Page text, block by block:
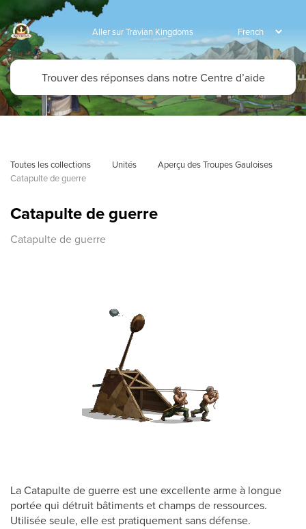
Aller sur Travian Kingdoms
Toutes les collections Unités
Aperçu des Troupes Gauloises
Catapulte de guerre
Catapulte de guerre
Catapulte de guerre
La Catapulte de guerre est une excellente arme à longue
portée qui détruit bâtiments et champs de ressources.
Utilisée seule, elle est pratiquement sans défense.